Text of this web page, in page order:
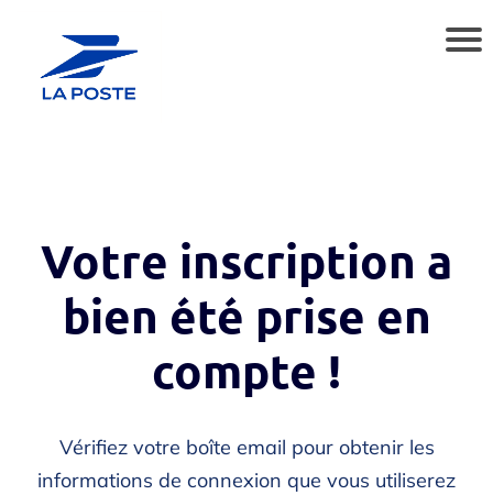
Votre inscription a
bien été prise en
compte !
Vérifiez votre boîte email pour obtenir les
informations de connexion que vous utiliserez